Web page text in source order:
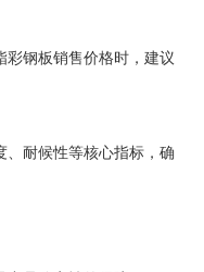
彩钢板销售价格时，建议
、耐候性等核心指标，确